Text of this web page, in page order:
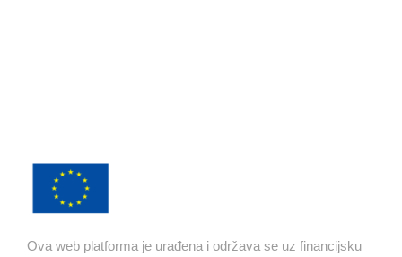
Ova web platforma je urađena i održava se uz financijsku